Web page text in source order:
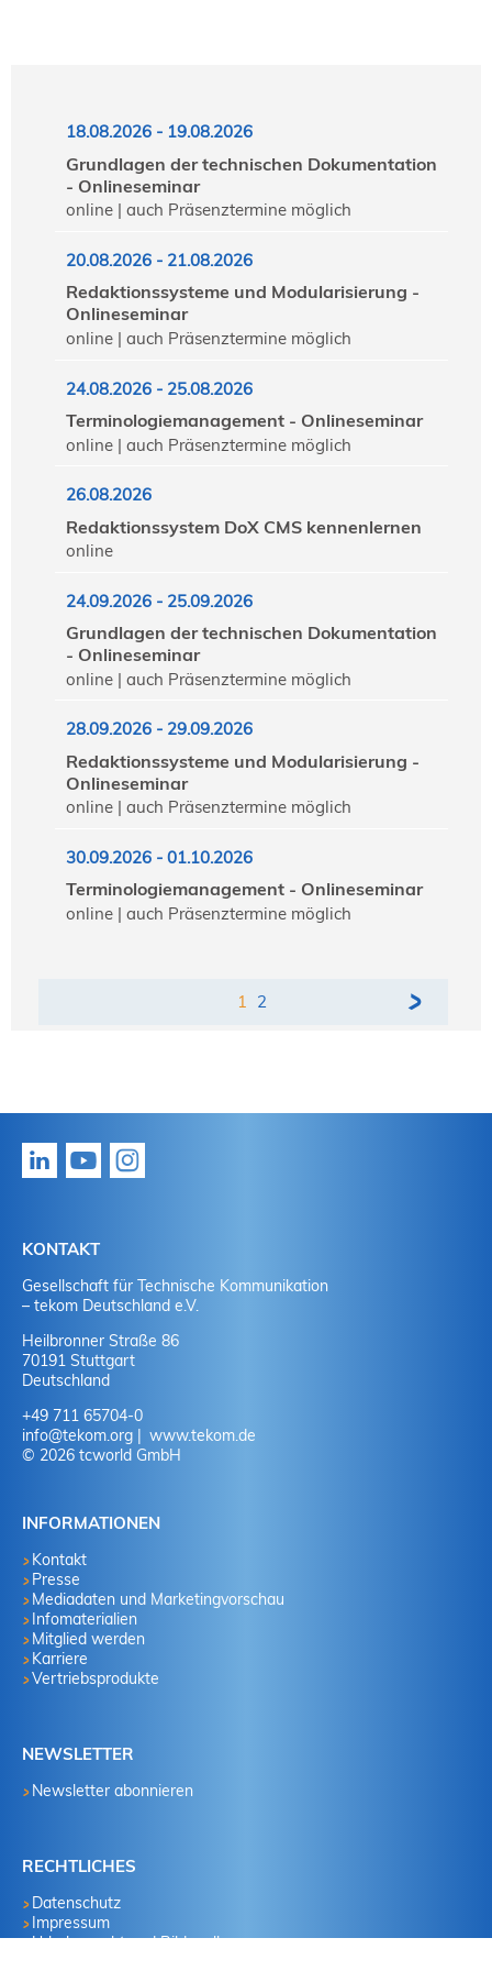
18.08.2026 - 19.08.2026
Grundlagen der technischen Dokumentation
- Onlineseminar
online | auch Präsenztermine möglich
20.08.2026 - 21.08.2026
Redaktionssysteme und Modularisierung -
Onlineseminar
online | auch Präsenztermine möglich
24.08.2026 - 25.08.2026
Terminologiemanagement - Onlineseminar
online | auch Präsenztermine möglich
26.08.2026
Redaktionssystem DoX CMS kennenlernen
online
24.09.2026 - 25.09.2026
Grundlagen der technischen Dokumentation
- Onlineseminar
online | auch Präsenztermine möglich
28.09.2026 - 29.09.2026
Redaktionssysteme und Modularisierung -
Onlineseminar
online | auch Präsenztermine möglich
30.09.2026 - 01.10.2026
Terminologiemanagement - Onlineseminar
online | auch Präsenztermine möglich
1 2
KONTAKT
Gesellschaft für Technische Kommunikation
– tekom Deutschland e.V.
Heilbronner Straße 86
70191 Stuttgart
Deutschland
+49 711 65704-0
info@tekom.org
www.tekom.de
© 2026 tcworld GmbH
INFORMATIONEN
Kontakt
Presse
Mediadaten und Marketingvorschau
Infomaterialien
Mitglied werden
Karriere
Vertriebsprodukte
NEWSLETTER
Newsletter abonnieren
RECHTLICHES
Datenschutz
Impressum
Urheberrecht und Bildquellen